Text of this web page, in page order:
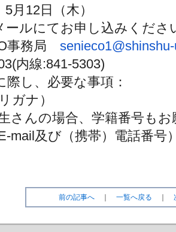
月12日（木）
ールにてお申し込みくださ
事務局
内線:841-5303)
際し、必要な事項：
ガナ）
さんの場合、学籍番号も
mail及び（携帯）電話番号
前の記事へ 一覧へ戻る